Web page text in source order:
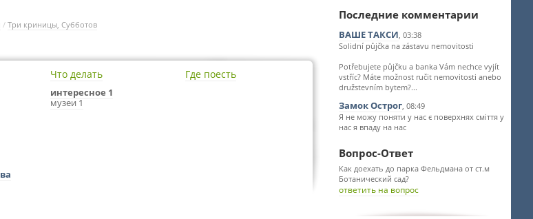
/ Три криницы, Субботов
Что делать
интересное 1
музеи 1
Где поесть
Последние комментарии
ВАШЕ ТАКСИ, 03:38
Solidní půjčka na zástavu nemovitosti
Potřebujete půjčku a banka Vám nechce vyjít
vstříc? Máte možnost ručit nemovitosti anebo
družstevním bytem?...
Замок Острог, 08:49
Я не можу поняти у нас є поверхнях сміття у
нас я впаду на нас
Вопрос-Ответ
Как доехать до парка Фельдмана от ст.м
Ботанический сад?
ответить на вопрос